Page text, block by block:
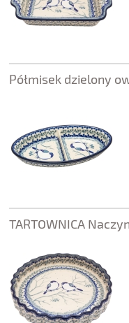
Półmisek dzielony
TARTOWNICA